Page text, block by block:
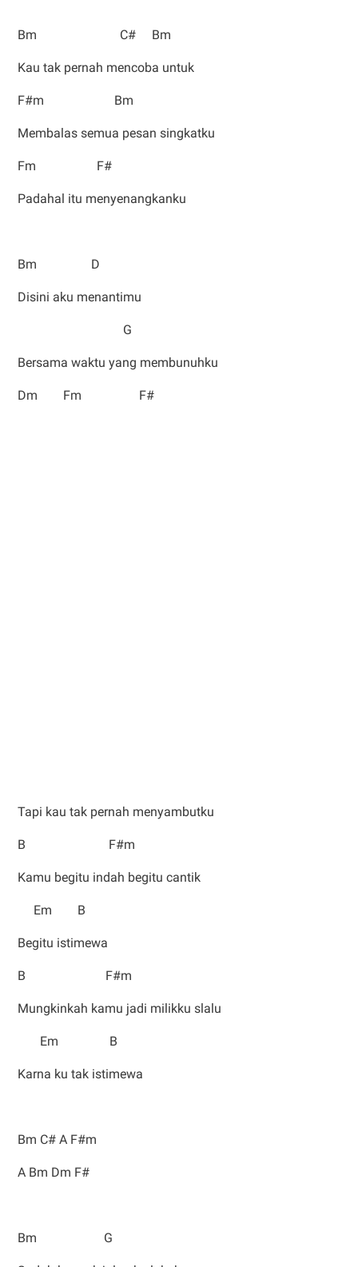
Bm C# Bm
Kau tak pernah mencoba untuk
F#m Bm
Membalas semua pesan singkatku
Fm F#
Padahal itu menyenangkanku
Bm D
Disini aku menantimu
G
Bersama waktu yang membunuhku
Dm Fm F#
Tapi kau tak pernah menyambutku
B F#m
Kamu begitu indah begitu cantik
Em B
Begitu istimewa
B F#m
Mungkinkah kamu jadi milikku slalu
Em B
Karna ku tak istimewa
Bm C# A F#m
A Bm Dm F#
Bm G